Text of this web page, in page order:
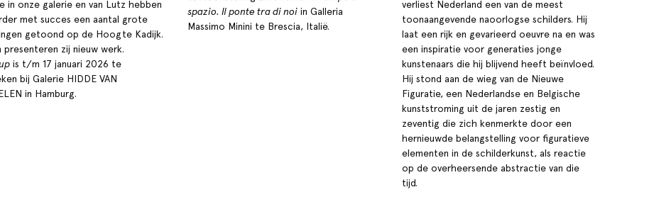
in onze galerie en van Lutz hebben
met succes een aantal grote
getoond op de Hoogte Kadijk.
presenteren zij nieuw werk.
is t/m 17 januari 2026 te
bij Galerie HIDDE VAN
in Hamburg.
spazio. Il ponte tra di noi in Galleria
Massimo Minini te Brescia, Italië.
verliest Nederland een van de meest
toonaangevende naoorlogse schilders. Hij
laat een rijk en gevarieerd oeuvre na en was
een inspiratie voor generaties jonge
kunstenaars die hij blijvend heeft beïnvloed.
Hij stond aan de wieg van de Nieuwe
Figuratie, een Nederlandse en Belgische
kunststroming uit de jaren zestig en
zeventig die zich kenmerkte door een
hernieuwde belangstelling voor figuratieve
elementen in de schilderkunst, als reactie
op de overheersende abstractie van die
tijd.